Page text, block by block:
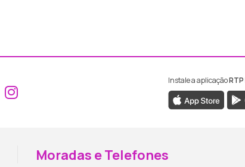
Aceder ao Facebook da RTP Madeira
Aceder ao Instagram da RTP
Instale a aplicação
Moradas e Telefones